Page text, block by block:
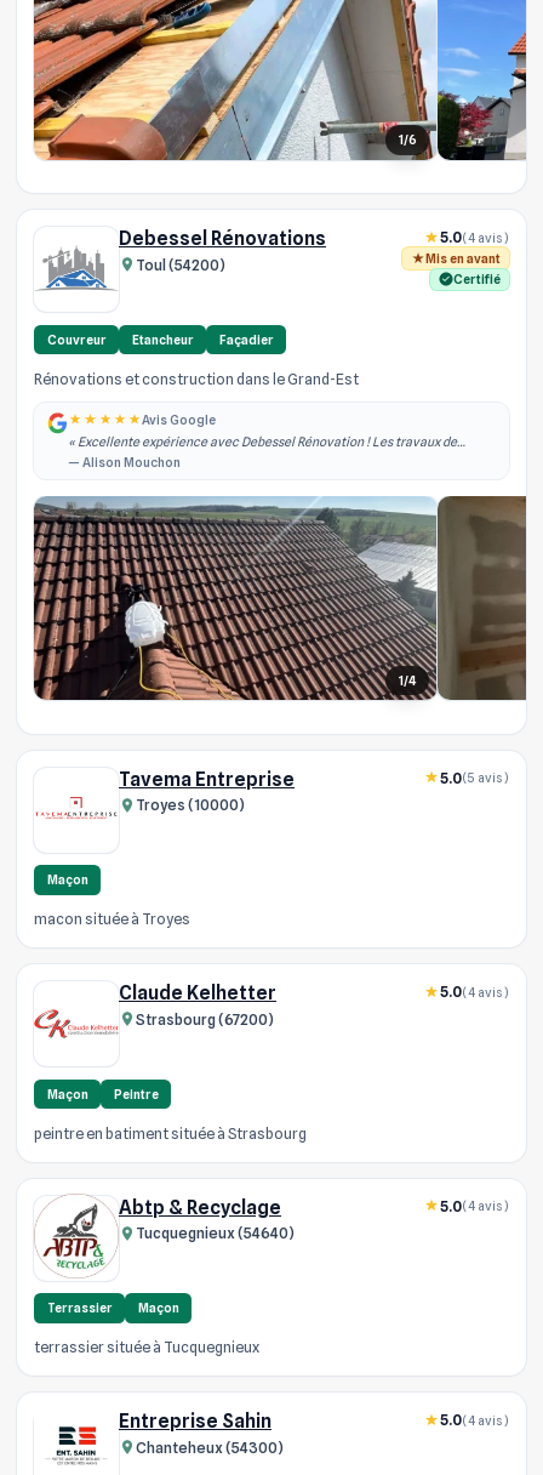
1/6
Debessel Rénovations
Toul (54200)
5.0(4 avis)
Mis en avant
Certifié
Couvreur Etancheur Façadier
Rénovations et construction dans le Grand-Est
Avis Google
« Excellente expérience avec Debessel Rénovation ! Les travaux de
rénovation intérieure ont été réalisés rapidement, dans les délais
— Alison Mouchon
1/4
Tavema Entreprise
Troyes (10000)
5.0(5 avis)
Maçon
macon située à Troyes
Claude Kelhetter
Strasbourg (67200)
5.0(4 avis)
Maçon Peintre
peintre en batiment située à Strasbourg
Abtp & Recyclage
Tucquegnieux (54640)
5.0(4 avis)
Terrassier Maçon
terrassier située à Tucquegnieux
Entreprise Sahin
Chanteheux (54300)
5.0(4 avis)